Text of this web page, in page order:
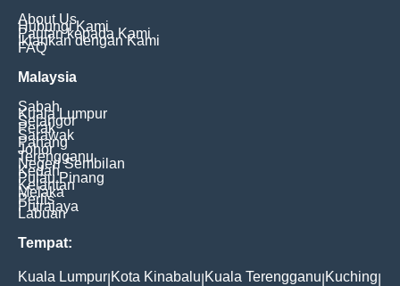
About Us
Hubungi Kami
Pautan kepada Kami
Iklankan dengan Kami
FAQ
Malaysia
Sabah
Kuala Lumpur
Selangor
Perak
Sarawak
Pahang
Johor
Terengganu
Negeri Sembilan
Kedah
Pulau Pinang
Kelantan
Melaka
Perlis
Putrajaya
Labuan
Tempat:
Kuala Lumpur Kota Kinabalu Kuala Terengganu Kuching